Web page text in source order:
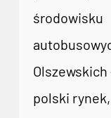
polski